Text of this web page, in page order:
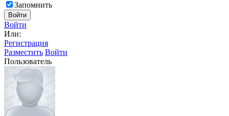
Запомнить
Войти
Войти
Или:
Регистрация
Разместить Войти
Пользователь